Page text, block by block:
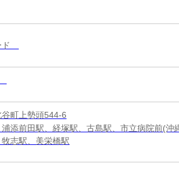
ド
町上勢頭544-6
添前田駅、経塚駅、古島駅、市立病院前(沖
志駅、美栄橋駅